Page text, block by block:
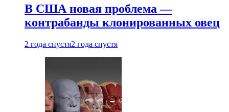
В США новая проблема —
контрабанды клонированных овец
2 года спустя2 года спустя